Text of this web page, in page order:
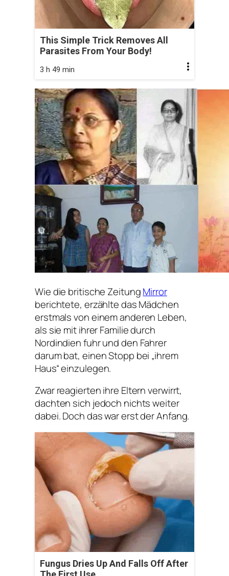
This Simple Trick Removes All
Parasites From Your Body!
3 h 49 min
Wie die britische ZeitungMirror
berichtete, erzählte das Mädchen
erstmals von einem anderen Leben,
als sie mit ihrer Familie durch
Nordindien fuhr und den Fahrer
darum bat, einen Stopp bei „ihrem
Haus“ einzulegen.
Zwar reagierten ihre Eltern verwirrt,
dachten sich jedoch nichts weiter
dabei. Doch das war erst der Anfang.
Fungus Dries Up And Falls Off After